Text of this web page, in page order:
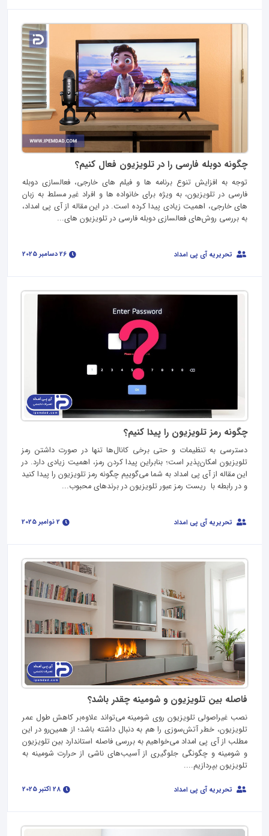
چگونه دوبله فارسی را در تلویزیون فعال کنیم؟
توجه به افزایش تنوع برنامه‌ ها و فیلم‌ های خارجی، فعالسازی دوبله
فارسی در تلویزیون، به ویژه برای خانواده‌ ها و افراد غیر مسلط به زبان‌
های خارجی، اهمیت زیادی پیدا کرده است. در این مقاله از آی پی امداد،
به بررسی روش‌های فعالسازی دوبله فارسی در تلویزیون‌ های...
تحریریه آی پی امداد
چگونه رمز تلویزیون را پیدا کنیم؟
دسترسی به تنظیمات و حتی برخی کانال‌ها تنها در صورت داشتن رمز
تلویزیون امکان‌پذیر است؛ بنابراین پیدا کردن رمز، اهمیت زیادی دارد. در
این مقاله از آی‌ پی امداد به شما می‌گوییم چگونه رمز تلویزیون را پیدا کنید
و در رابطه با ریست رمز عبور تلویزیون در برندهای محبوب...
تحریریه آی پی امداد
فاصله بین تلویزیون و شومینه چقدر باشد؟
نصب غیراصولی تلویزیون روی شومینه می‌تواند علاوه‌بر کاهش طول عمر
تلویزیون، خطر آتش‌سوزی را هم به‌ دنبال داشته باشد؛ از همین‌رو در این
مطلب از آی‌ پی امداد می‌خواهیم به بررسی فاصله استاندارد بین تلویزیون
و شومینه و چگونگی جلوگیری از آسیب‌های ناشی از حرارت شومینه به
تلویزیون بپردازیم....
تحریریه آی پی امداد